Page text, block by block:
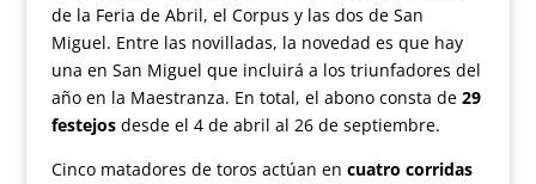
de la Feria de Abril, el Corpus y las dos de San
Miguel. Entre las novilladas, la novedad es que hay
una en San Miguel que incluirá a los triunfadores del
año en la Maestranza. En total, el abono consta de29
festejos desde el 4 de abril al 26 de septiembre.
Cinco matadores de toros actúan en cuatro corridas